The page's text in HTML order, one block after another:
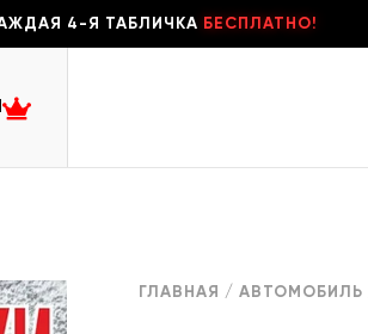
4-Я ТАБЛИЧКА БЕСПЛАТНО!
ГЛАВНАЯ / АВТОМОБИЛЬ